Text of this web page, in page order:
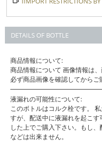
DETAILS OF BOTTLE
商品情報について:
商品情報について 画像情報は
必ず商品画像を確認してからご
液漏れの可能性について:
このボトルはコルク栓です。
すが、配送中に液漏れを起こ
した上でご購入下さい。もし
などは出来ません。